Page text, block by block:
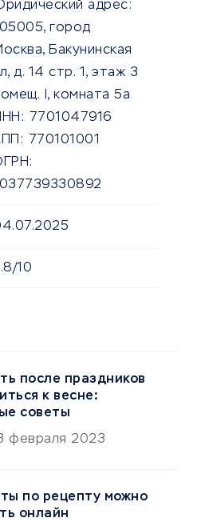
адрес:
город
Бакунинская
д. 14 стр. 1, этаж 3
I, комната 5а
7701047916
770101001
10
после праздников
к весне:
советы
февраля 2023
по рецепту можно
онлайн